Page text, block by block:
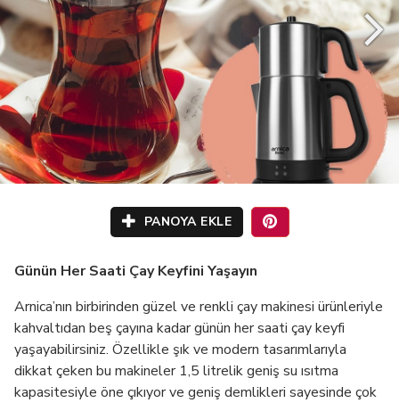
PANOYA EKLE
Günün Her Saati Çay Keyfini Yaşayın
Arnica’nın birbirinden güzel ve renkli çay makinesi ürünleriyle
kahvaltıdan beş çayına kadar günün her saati çay keyfi
yaşayabilirsiniz. Özellikle şık ve modern tasarımlarıyla
dikkat çeken bu makineler 1,5 litrelik geniş su ısıtma
kapasitesiyle öne çıkıyor ve geniş demlikleri sayesinde çok